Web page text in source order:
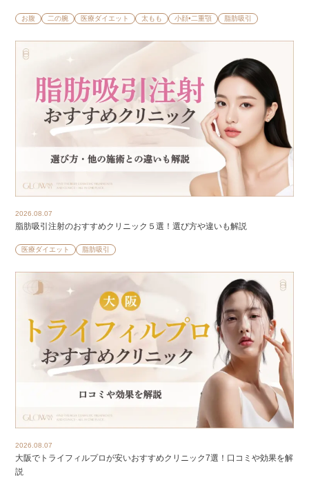
お腹 二の腕 医療ダイエット 太もも 小顔•二重顎 脂肪吸引
2026.08.07
脂肪吸引注射のおすすめクリニック５選！選び方や違いも解説
医療ダイエット 脂肪吸引
2026.08.07
大阪でトライフィルプロが安いおすすめクリニック7選！口コミや効果を解
説